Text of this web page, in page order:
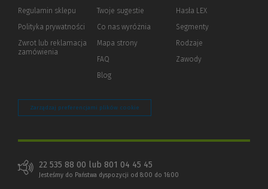
Regulamin sklepu
Polityka prywatności (Nowe
(Link
innej
Zwrot lub reklamacja
zamówienia
innej
strony)
Twoje sugestie
Co nas wyróżnia
Mapa strony
FAQ
Blog
Hasła LEX
Segmenty
Rodzaje
Zawody
Zarządzaj preferencjami plików cookie
22 535 88 00 lub 801 04 45 45
Jesteśmy do Państwa dyspozycji od 8:00 do 16:00